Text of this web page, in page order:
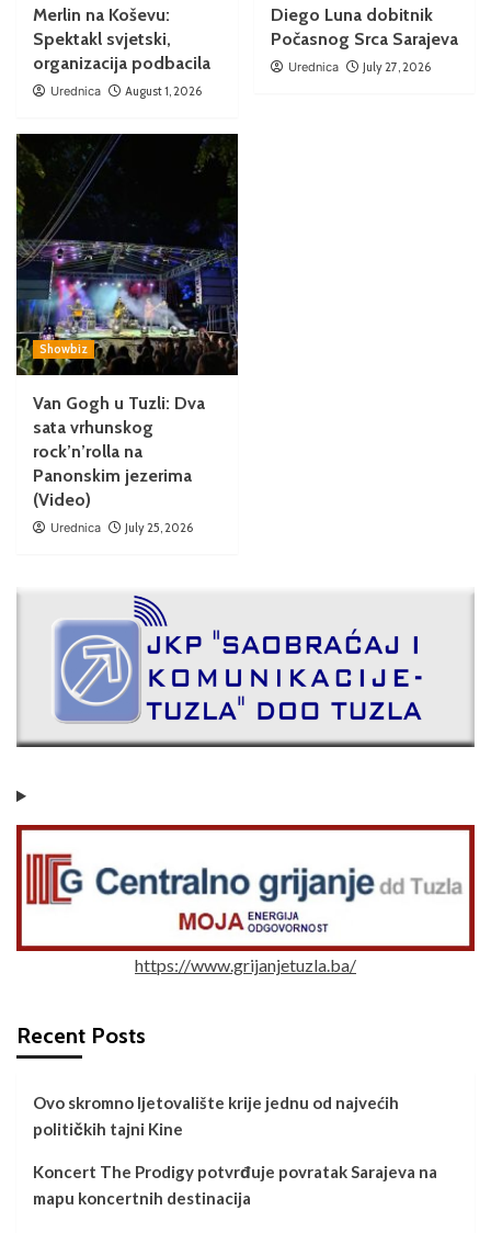
Merlin na Koševu:
Spektakl svjetski,
organizacija podbacila
Urednica August 1, 2026
Diego Luna dobitnik
Počasnog Srca Sarajeva
Urednica July 27, 2026
Showbiz
Van Gogh u Tuzli: Dva
sata vrhunskog
rock’n’rolla na
Panonskim jezerima
(Video)
Urednica July 25, 2026
https://www.grijanjetuzla.ba/
Recent Posts
Ovo skromno ljetovalište krije jednu od najvećih
političkih tajni Kine
Koncert The Prodigy potvrđuje povratak Sarajeva na
mapu koncertnih destinacija